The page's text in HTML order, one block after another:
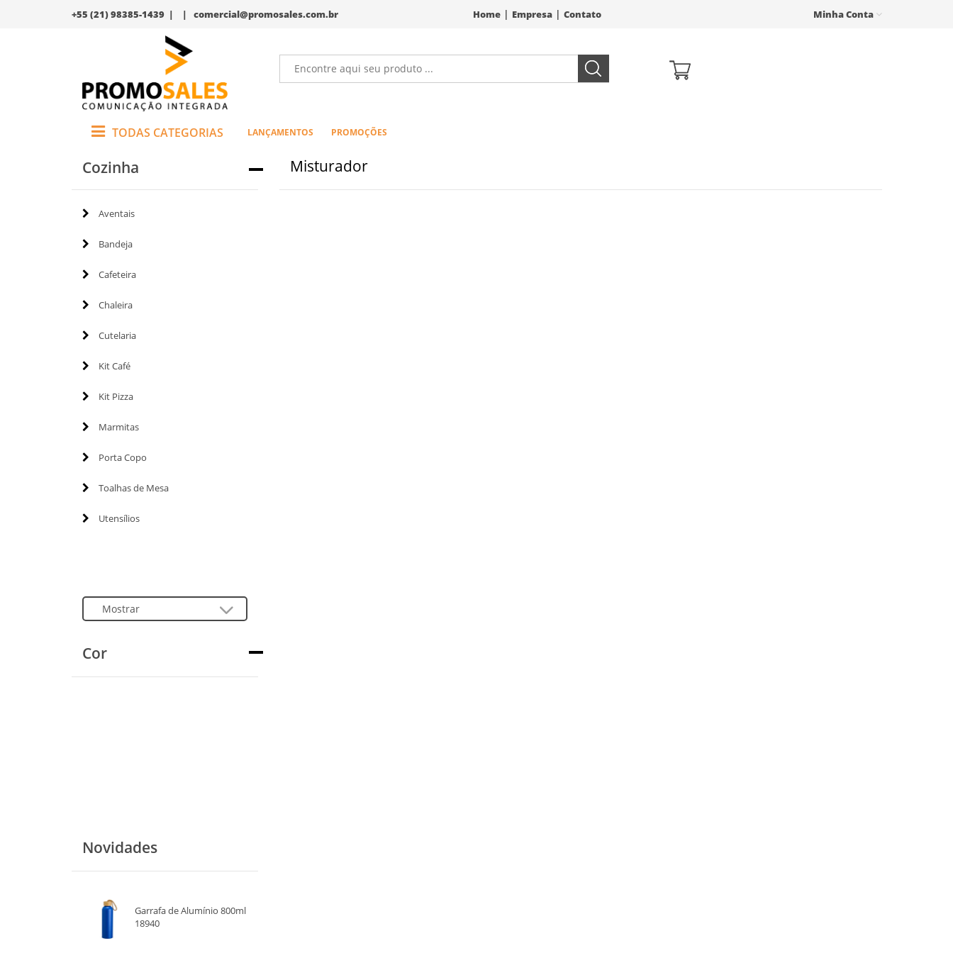
+55 (21) 98385-1439 | | comercial@promosales.com.br Home| Empresa| Contato Minha Conta
TODAS CATEGORIAS LANÇAMENTOS PROMOÇÕES
Cozinha
Aventais
Bandeja
Cafeteira
Chaleira
Cutelaria
Kit Café
Kit Pizza
Marmitas
Porta Copo
Toalhas de Mesa
Utensílios
Cor
Novidades
Garrafa de Alumínio 800ml
18940
Misturador